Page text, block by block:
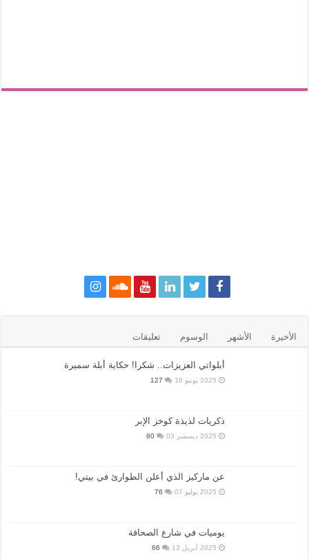
الأخيرة الأشهر الوسوم تعليقات
أبلواتي العزيزات.. شكرا! حكاية أبلة سميرة
2025 يونيو 16 127
ذكريات لذيذة كوخز الإبر
2025 ديسمبر 03 80
عن ماركيز الذي أعلن الطوارئ في بيتي!
2025 يوليو 07 76
يوميات في شارع الصحافة
2025 أبريل 13 66